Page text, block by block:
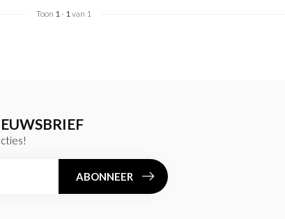
Toon 1- 1van 1
ABONNEER